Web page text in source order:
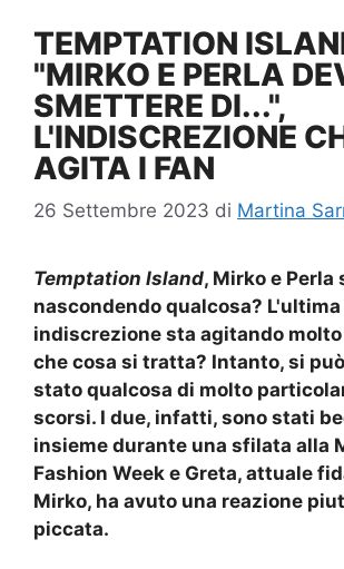
TEMPTATION
"MIRKO E PERLA
SMETTERE DI...",
L'INDISCREZIONE
AGITA I FAN
26 Settembre 2023 di Martina
Temptation Island, Mirko e Perla
nascondendo qualcosa? L'ultima
indiscrezione sta agitando molto
che cosa si tratta? Intanto, si
stato qualcosa di molto
scorsi. I due, infatti, sono stati
insieme durante una sfilata alla
Fashion Week e Greta, attuale
Mirko, ha avuto una reazione
piccata.